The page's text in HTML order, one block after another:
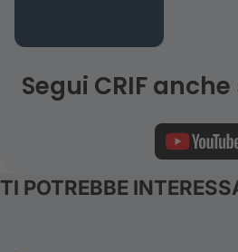
Segui CRIF
TI POTREBBE